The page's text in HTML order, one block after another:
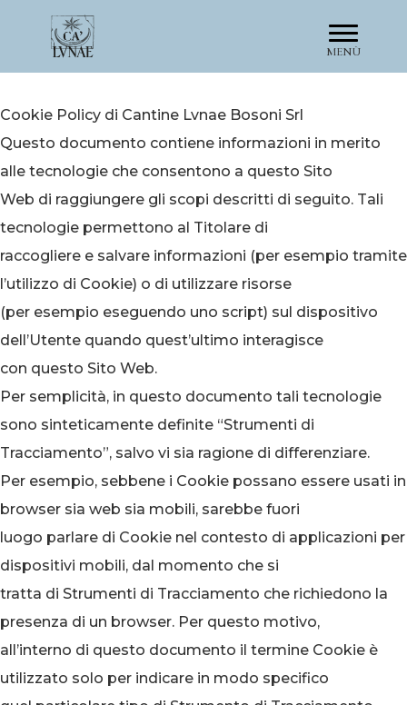
MENÙ
Cookie Policy di Cantine Lvnae Bosoni Srl
Questo documento contiene informazioni in merito
alle tecnologie che consentono a questo Sito
Web di raggiungere gli scopi descritti di seguito. Tali
tecnologie permettono al Titolare di
raccogliere e salvare informazioni (per esempio tramite
l’utilizzo di Cookie) o di utilizzare risorse
(per esempio eseguendo uno script) sul dispositivo
dell’Utente quando quest’ultimo interagisce
con questo Sito Web.
Per semplicità, in questo documento tali tecnologie
sono sinteticamente definite “Strumenti di
Tracciamento”, salvo vi sia ragione di differenziare.
Per esempio, sebbene i Cookie possano essere usati in
browser sia web sia mobili, sarebbe fuori
luogo parlare di Cookie nel contesto di applicazioni per
dispositivi mobili, dal momento che si
tratta di Strumenti di Tracciamento che richiedono la
presenza di un browser. Per questo motivo,
all’interno di questo documento il termine Cookie è
utilizzato solo per indicare in modo specifico